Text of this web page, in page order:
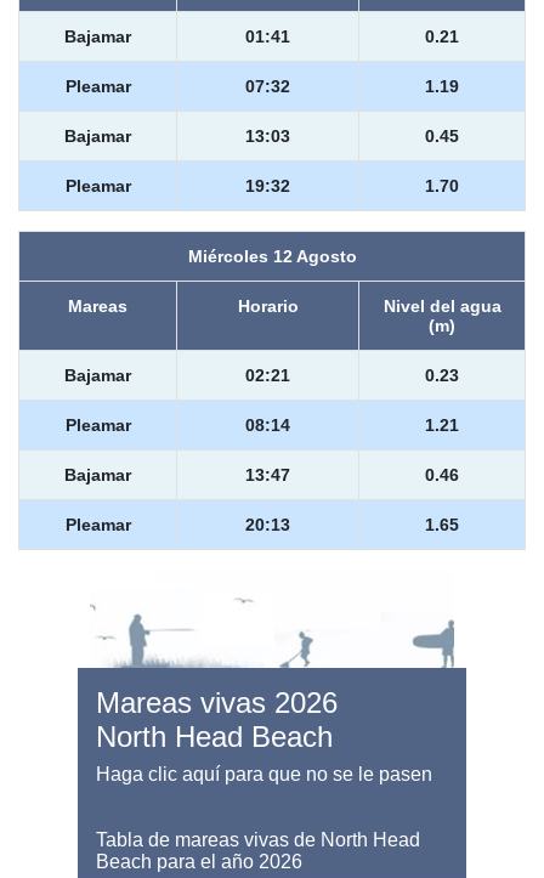
Bajamar 01:41 0.21
Pleamar 07:32 1.19
Bajamar 13:03 0.45
Pleamar 19:32 1.70
Miércoles 12 Agosto
Mareas Horario
Nivel del agua
(m)
Bajamar 02:21 0.23
Pleamar 08:14 1.21
Bajamar 13:47 0.46
Pleamar 20:13 1.65
Mareas vivas 2026
North Head Beach
Haga clic aquí para que no se le pasen
Tabla de mareas vivas de North Head
Beach para el año 2026